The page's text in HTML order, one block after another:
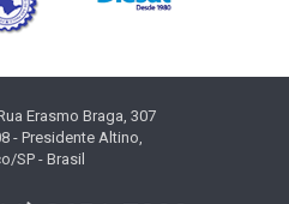
Erasmo Braga, 307
- Presidente Altino,
SP - Brasil